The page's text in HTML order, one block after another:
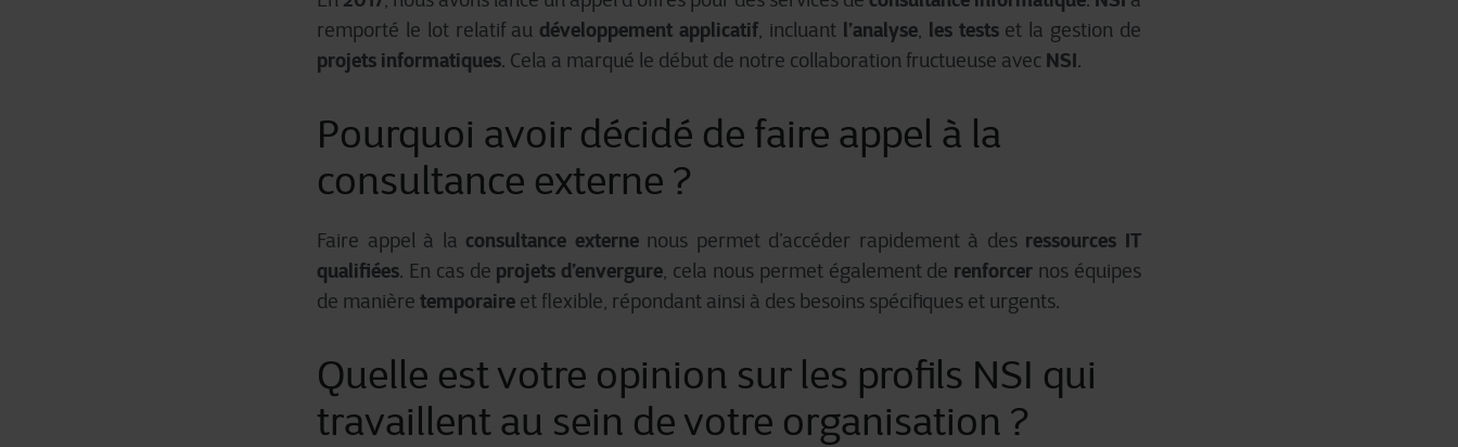
Pour plus d’informations détaillées, veuillez consultericinotre déclaration sur les cookies.
remporté le lot relatif au développement applicatif, incluant l’analyse, les testset la gestion de
projets informatiques. Cela a marqué le début de notre collaboration fructueuse avec NSI.
Pourquoi avoir décidé de faire appel à la
consultance externe ?
Faire appel à la consultance externenous permet d’accéder rapidement à des ressources IT
qualifiées. En cas de projets d’envergure, cela nous permet également de renforcer nos équipes
de manière temporaire et flexible, répondant ainsi à des besoins spécifiques et urgents.
Quelle est votre opinion sur les profils NSI qui
travaillent au sein de votre organisation ?